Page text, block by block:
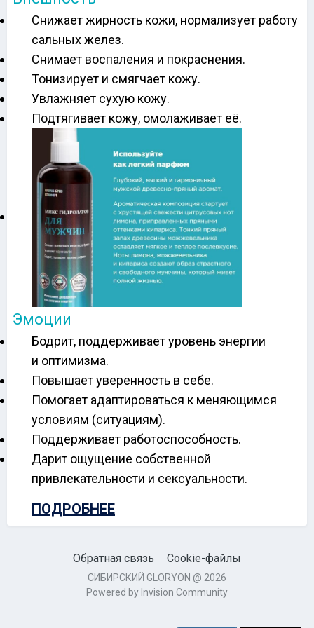
Снижает жирность кожи, нормализует работу
сальных желез.
Снимает воспаления и покраснения.
Тонизирует и смягчает кожу.
Увлажняет сухую кожу.
Подтягивает кожу, омолаживает её.
Эмоции
Бодрит, поддерживает уровень энергии
и оптимизма.
Повышает уверенность в себе.
Помогает адаптироваться к меняющимся
условиям (ситуациям).
Поддерживает работоспособность.
Дарит ощущение собственной
привлекательности и сексуальности.
ПОДРОБНЕЕ
Обратная связь Cookie-файлы
СИБИРСКИЙ GLORYON @ 2026
Powered by Invision Community